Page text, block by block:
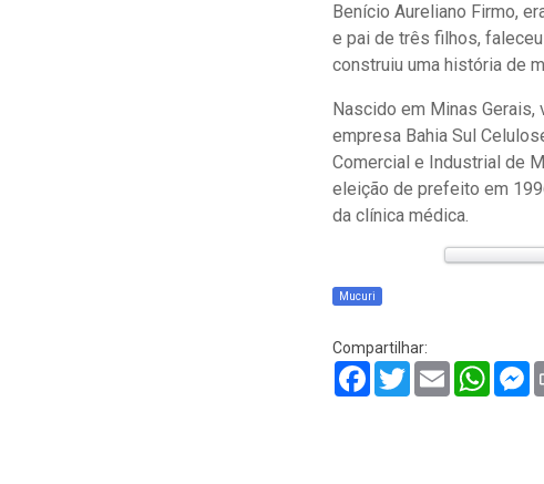
Benício Aureliano Firmo,
e pai de três filhos,
construiu uma história de
Nascido em Minas Gerais,
empresa Bahia Sul
Comercial e Industrial de
eleição de prefeito em
da clínica médica.
Mucuri
Compartilhar:
Facebook
TwitterEmail